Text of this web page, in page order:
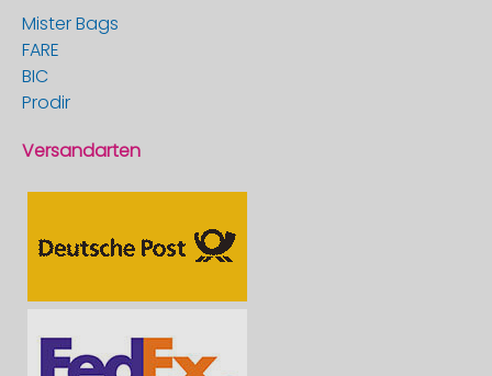
Mister Bags
FARE
BIC
Prodir
Versandarten